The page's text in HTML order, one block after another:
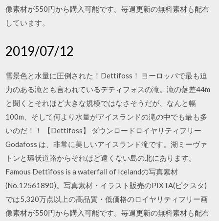
像素材が550円から購入可能です。毎週更新の無料素材も配布
しています。
2019/07/12
雪景色と水量に圧倒された！Dettifoss！ ヨーロッパで最も迫
力のある滝とも言われているデティフォスの滝。滝の落差44m
と聞くとそれほど大きな規模ではなさそうだが、なんと幅
100m、そして何より水量がアイスランドの滝の中でも最も多
いのだ！！ 【Dettifoss】 ダウンロードロイヤリティフリー
Godafoss は、非常に美しいアイスランド滝です。湖ミーヴァ
トンと環状道路からそれほど遠くない島の北にあります。
Famous Dettifoss is a waterfall of Icelandの写真素材
(No.12561890)。写真素材・イラスト販売のPIXTA(ピクスタ)
では5,320万点以上の高品質・低価格のロイヤリティフリー画
像素材が550円から購入可能です。毎週更新の無料素材も配布